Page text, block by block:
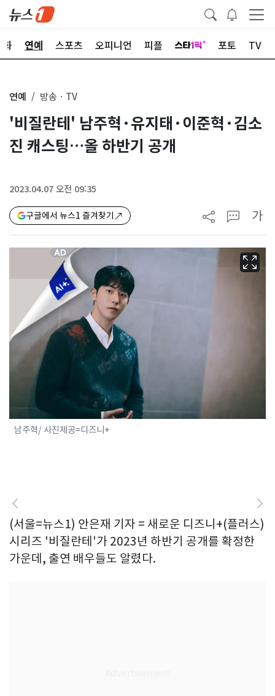
화 연예 스포츠 오피니언 피플 포토 TV
연예 방송ㆍTV
'비질란테' 남주혁·유지태·이준혁·김소
진 캐스팅…올 하반기 공개
2023.04.07 오전 09:35
구글에서 뉴스1 즐겨찾기 가
남주혁/ 사진제공=디즈니+
(서울=뉴스1) 안은재 기자 = 새로운 디즈니+(플러스)
시리즈 '비질란테'가 2023년 하반기 공개를 확정한
가운데, 출연 배우들도 알렸다.